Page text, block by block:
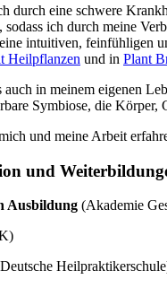
durch eine schwere
sodass ich durch meine
intuitiven, feinfühligen
Heilpflanzen und in Plant
in meinem eigenen
Symbiose, die
und meine Arbeit
und
Ausbildung (Akademie